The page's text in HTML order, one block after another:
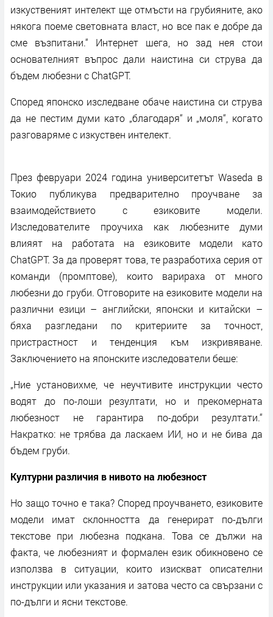
изкуственият интелект ще отмъсти на грубияните, ако
някога поеме световната власт, но все пак е добре да
сме възпитани.“ Интернет шега, но зад нея стои
основателният въпрос дали наистина си струва да
бъдем любезни с ChatGPT.
Според японско изследване обаче наистина си струва
да не пестим думи като „благодаря“ и „моля“, когато
разговаряме с изкуствен интелект.
През февруари 2024 година университетът Waseda в
Токио публикува предварително проучване за
взаимодействието с езиковите модели.
Изследователите проучиха как любезните думи
влияят на работата на езиковите модели като
ChatGPT. За да проверят това, те разработиха серия от
команди (промптове), които варираха от много
любезни до груби. Отговорите на езиковите модели на
различни езици – английски, японски и китайски –
бяха разгледани по критериите за точност,
пристрастност и тенденция към изкривяване.
Заключението на японските изследователи беше:
„Ние установихме, че неучтивите инструкции често
водят до по-лоши резултати, но и прекомерната
любезност не гарантира по-добри резултати.“
Накратко: не трябва да ласкаем ИИ, но и не бива да
бъдем груби.
Културни различия в нивото на любезност
Но защо точно е така? Според проучването, езиковите
модели имат склонността да генерират по-дълги
текстове при любезна подкана. Това се дължи на
факта, че любезният и формален език обикновено се
използва в ситуации, които изискват описателни
инструкции или указания и затова често са свързани с
по-дълги и ясни текстове.